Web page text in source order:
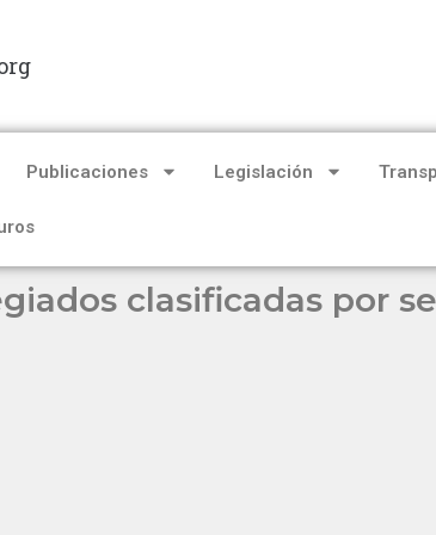
Publicaciones Legislación
clasificadas por